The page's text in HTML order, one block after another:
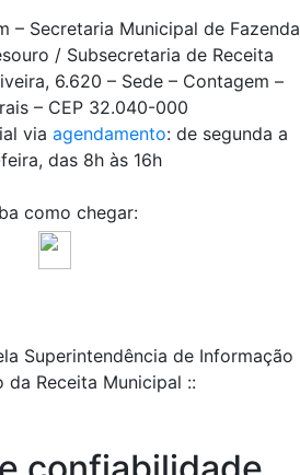
– Secretaria Municipal de Fazenda
/ Subsecretaria de Receita
6.620 – Sede – Contagem –
– CEP 32.040-000
via agendamento: de segunda a
das 8h às 16h
como chegar:
Superintendência de Informação
da Receita Municipal ::